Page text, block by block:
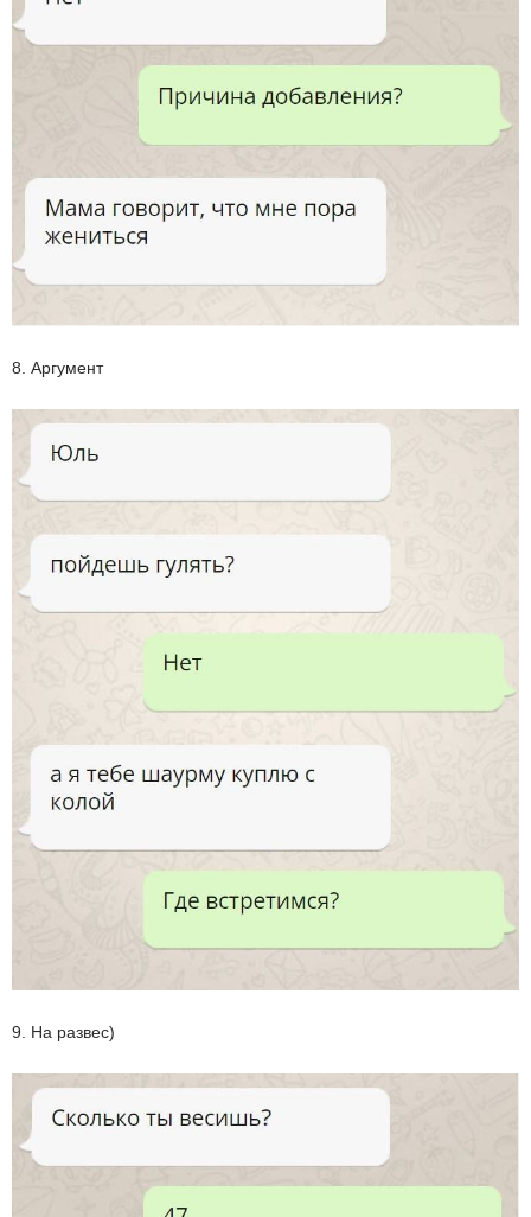
8. Аргумент
9. На развес)